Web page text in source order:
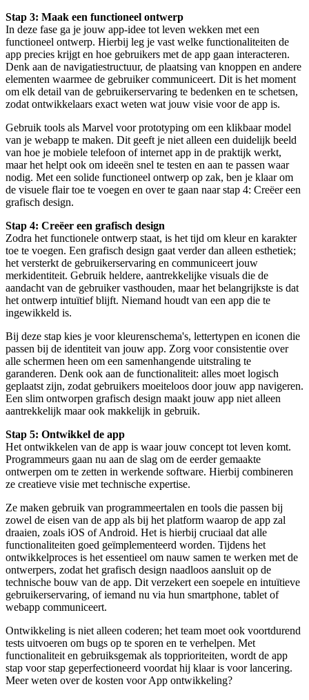
Stap 3: Maak een functioneel ontwerp
In deze fase ga je jouw app-idee tot leven wekken met een
functioneel ontwerp. Hierbij leg je vast welke functionaliteiten de
app precies krijgt en hoe gebruikers met de app gaan interacteren.
Denk aan de navigatiestructuur, de plaatsing van knoppen en andere
elementen waarmee de gebruiker communiceert. Dit is het moment
om elk detail van de gebruikerservaring te bedenken en te schetsen,
zodat ontwikkelaars exact weten wat jouw visie voor de app is.
Gebruik tools als Marvel voor prototyping om een klikbaar model
van je webapp te maken. Dit geeft je niet alleen een duidelijk beeld
van hoe je mobiele telefoon of internet app in de praktijk werkt,
maar het helpt ook om ideeën snel te testen en aan te passen waar
nodig. Met een solide functioneel ontwerp op zak, ben je klaar om
de visuele flair toe te voegen en over te gaan naar stap 4: Creëer een
grafisch design.
Stap 4: Creëer een grafisch design
Zodra het functionele ontwerp staat, is het tijd om kleur en karakter
toe te voegen. Een grafisch design gaat verder dan alleen esthetiek;
het versterkt de gebruikerservaring en communiceert jouw
merkidentiteit. Gebruik heldere, aantrekkelijke visuals die de
aandacht van de gebruiker vasthouden, maar het belangrijkste is dat
het ontwerp intuïtief blijft. Niemand houdt van een app die te
ingewikkeld is.
Bij deze stap kies je voor kleurenschema's, lettertypen en iconen die
passen bij de identiteit van jouw app. Zorg voor consistentie over
alle schermen heen om een samenhangende uitstraling te
garanderen. Denk ook aan de functionaliteit: alles moet logisch
geplaatst zijn, zodat gebruikers moeiteloos door jouw app navigeren.
Een slim ontworpen grafisch design maakt jouw app niet alleen
aantrekkelijk maar ook makkelijk in gebruik.
Stap 5: Ontwikkel de app
Het ontwikkelen van de app is waar jouw concept tot leven komt.
Programmeurs gaan nu aan de slag om de eerder gemaakte
ontwerpen om te zetten in werkende software. Hierbij combineren
ze creatieve visie met technische expertise.
Ze maken gebruik van programmeertalen en tools die passen bij
zowel de eisen van de app als bij het platform waarop de app zal
draaien, zoals iOS of Android. Het is hierbij cruciaal dat alle
functionaliteiten goed geïmplementeerd worden. Tijdens het
ontwikkelproces is het essentieel om nauw samen te werken met de
ontwerpers, zodat het grafisch design naadloos aansluit op de
technische bouw van de app. Dit verzekert een soepele en intuïtieve
gebruikerservaring, of iemand nu via hun smartphone, tablet of
webapp communiceert.
Ontwikkeling is niet alleen coderen; het team moet ook voortdurend
tests uitvoeren om bugs op te sporen en te verhelpen. Met
functionaliteit en gebruiksgemak als topprioriteiten, wordt de app
stap voor stap geperfectioneerd voordat hij klaar is voor lancering.
Meer weten over de kosten voor App ontwikkeling?